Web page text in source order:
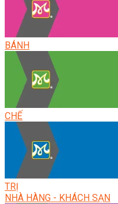
BÁNH
CHẾ
TRỊ
NHÀ HÀNG - KHÁCH SẠN